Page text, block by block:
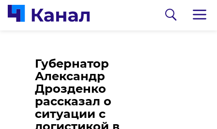
Губернатор
Александр
Дрозденко
рассказал о
ситуации с
В Волосово девочка
скатывалась с горки
и попала под колеса
школьного автобуса
12 марта 2022, 10:44
Будущее Ленобласти
учат разбираться в
информационных
потоках
11 марта 2022, 18:48